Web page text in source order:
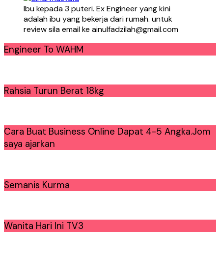
Ibu kepada 3 puteri. Ex Engineer yang kini
adalah ibu yang bekerja dari rumah. untuk
review sila email ke ainulfadzilah@gmail.com
Engineer To WAHM
Rahsia Turun Berat 18kg
Cara Buat Business Online Dapat 4-5 Angka.Jom
saya ajarkan
Semanis Kurma
Wanita Hari Ini TV3